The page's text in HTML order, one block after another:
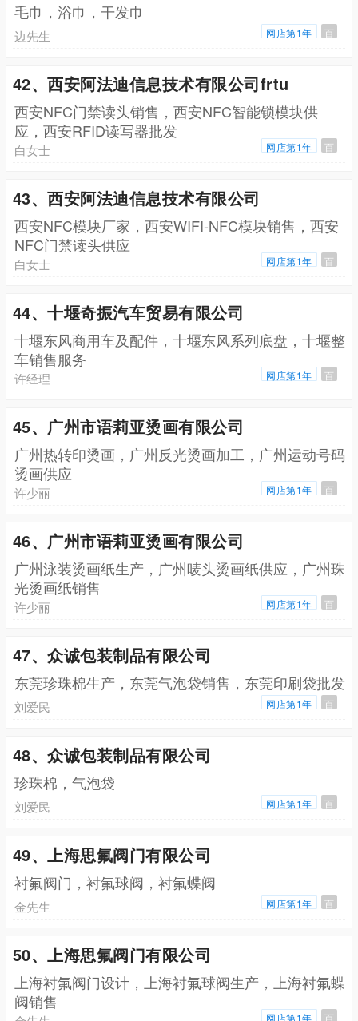
毛巾，浴巾，干发巾
边先生 网店第1年 百
42、西安阿法迪信息技术有限公司frtu
西安NFC门禁读头销售，西安NFC智能锁模块供
应，西安RFID读写器批发
白女士 网店第1年 百
43、西安阿法迪信息技术有限公司
西安NFC模块厂家，西安WIFI-NFC模块销售，西安
NFC门禁读头供应
白女士 网店第1年 百
44、十堰奇振汽车贸易有限公司
十堰东风商用车及配件，十堰东风系列底盘，十堰整
车销售服务
许经理 网店第1年 百
45、广州市语莉亚烫画有限公司
广州热转印烫画，广州反光烫画加工，广州运动号码
烫画供应
许少丽 网店第1年 百
46、广州市语莉亚烫画有限公司
广州泳装烫画纸生产，广州唛头烫画纸供应，广州珠
光烫画纸销售
许少丽 网店第1年 百
47、众诚包装制品有限公司
东莞珍珠棉生产，东莞气泡袋销售，东莞印刷袋批发
刘爱民 网店第1年 百
48、众诚包装制品有限公司
珍珠棉，气泡袋
刘爱民 网店第1年 百
49、上海思氟阀门有限公司
衬氟阀门，衬氟球阀，衬氟蝶阀
金先生 网店第1年 百
50、上海思氟阀门有限公司
上海衬氟阀门设计，上海衬氟球阀生产，上海衬氟蝶
阀销售
网店第1年 百